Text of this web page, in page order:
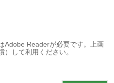
Adobe Readerが必要です。上画
）して利用ください。